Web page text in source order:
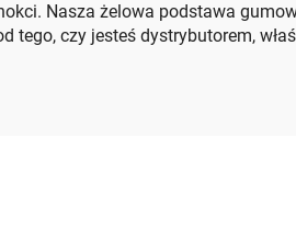
Nasza żelowa podstawa
tego, czy jesteś dystrybutorem,